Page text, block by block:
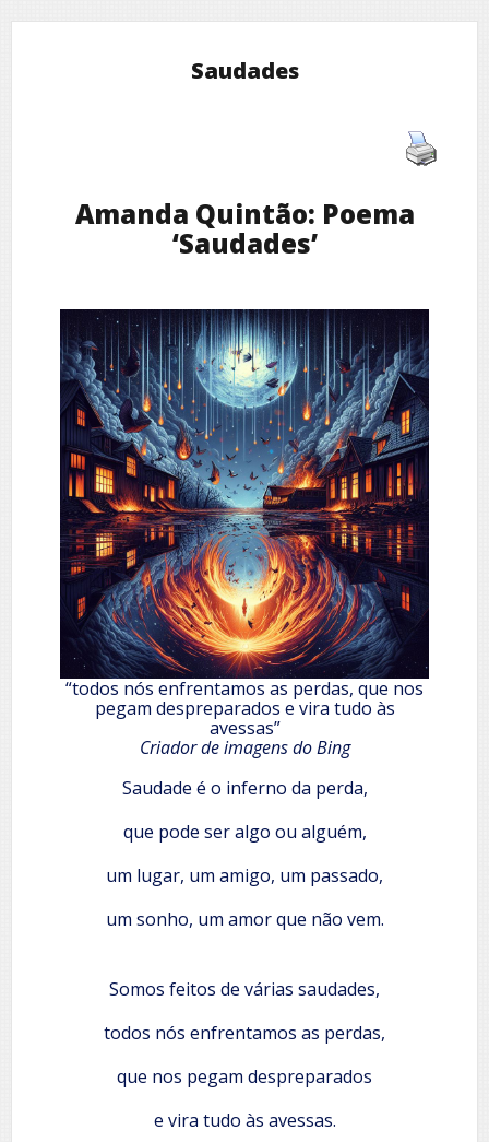
Saudades
Amanda Quintão: Poema
‘Saudades’
“todos nós enfrentamos as perdas, que nos
pegam despreparados e vira tudo às
avessas”
Criador de imagens do Bing
Saudade é o inferno da perda,
que pode ser algo ou alguém,
um lugar, um amigo, um passado,
um sonho, um amor que não vem.
Somos feitos de várias saudades,
todos nós enfrentamos as perdas,
que nos pegam despreparados
e vira tudo às avessas.